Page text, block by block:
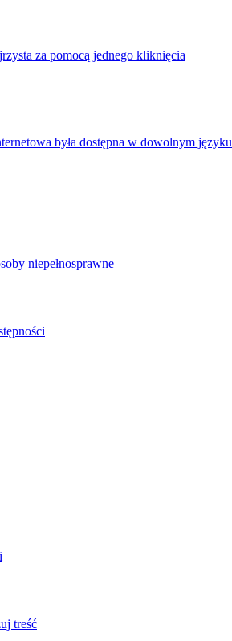
za pomocą jednego kliknięcia
była dostępna w dowolnym języku
niepełnosprawne
treść